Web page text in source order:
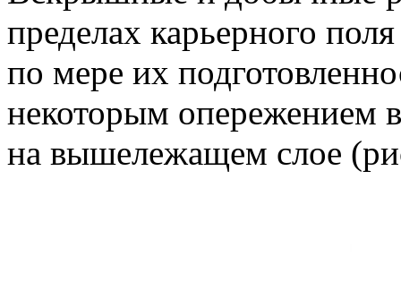
пределах карьерного
по мере их
некоторым опережением
на вышележащем слое